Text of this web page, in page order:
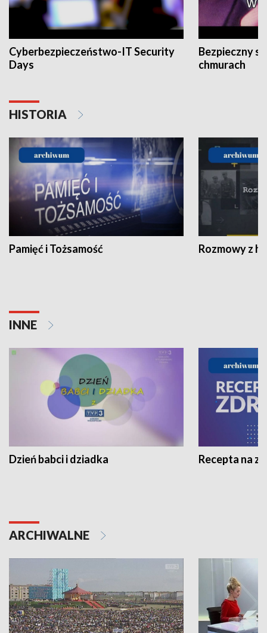
Cyberbezpieczeństwo-IT Security
Days
Bezpieczny
chmurach
HISTORIA
Pamięć i Tożsamość Rozmowy z
INNE
Dzień babci i dziadka Recepta na
ARCHIWALNE